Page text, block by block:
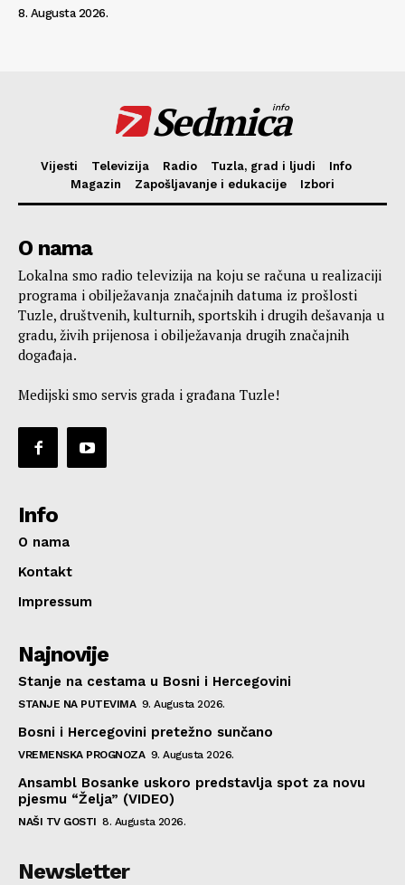
8. Augusta 2026.
Sedmica
info
Vijesti Televizija Radio Tuzla, grad i ljudi
Info
Magazin
Zapošljavanje i edukacije Izbori
O nama
Lokalna smo radio televizija na koju se računa u realizaciji
programa i obilježavanja značajnih datuma iz prošlosti
Tuzle, društvenih, kulturnih, sportskih i drugih dešavanja u
gradu, živih prijenosa i obilježavanja drugih značajnih
događaja.
Medijski smo servis grada i građana Tuzle!
Info
O nama
Kontakt
Impressum
Najnovije
Stanje na cestama u Bosni i Hercegovini
STANJE NA PUTEVIMA 9. Augusta 2026.
Bosni i Hercegovini pretežno sunčano
VREMENSKA PROGNOZA 9. Augusta 2026.
Ansambl Bosanke uskoro predstavlja spot za novu
pjesmu “Želja” (VIDEO)
NAŠI TV GOSTI 8. Augusta 2026.
Newsletter